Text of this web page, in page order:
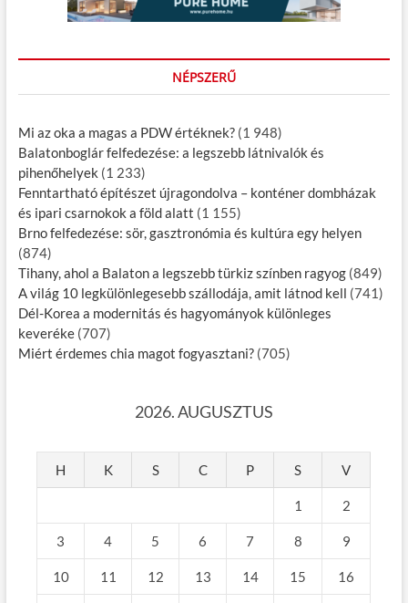
NÉPSZERŰ
Mi az oka a magas a PDW értéknek? (1 948)
Balatonboglár felfedezése: a legszebb látnivalók és
pihenőhelyek (1 233)
Fenntartható építészet újragondolva – konténer dombházak
és ipari csarnokok a föld alatt (1 155)
Brno felfedezése: sör, gasztronómia és kultúra egy helyen
(874)
Tihany, ahol a Balaton a legszebb türkiz színben ragyog (849)
A világ 10 legkülönlegesebb szállodája, amit látnod kell (741)
Dél-Korea a modernitás és hagyományok különleges
keveréke (707)
Miért érdemes chia magot fogyasztani? (705)
2026. AUGUSZTUS
H K S C P S V
1 2
3 4 5 6 7 8 9
10 11 12 13 14 15 16